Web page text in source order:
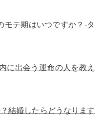
モテ期はいつですか？-タ
に出会う運命の人を教え
結婚したらどうなります